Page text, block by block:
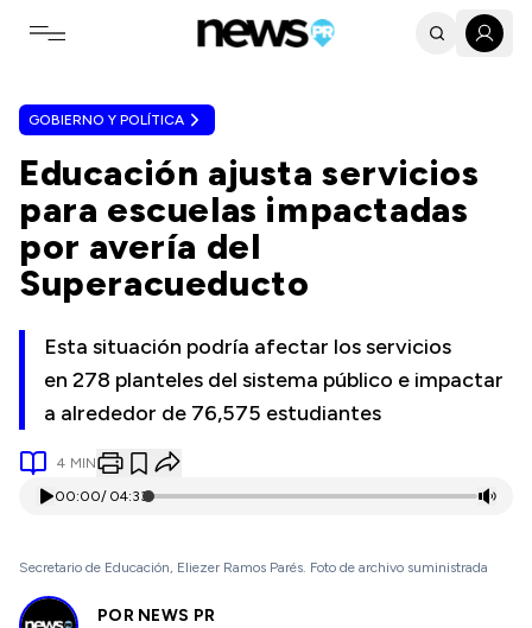
Toggle navigation menu
GOBIERNO Y POLÍTICA
Educación ajusta servicios
para escuelas impactadas
por avería del
Superacueducto
Esta situación podría afectar los servicios
en 278 planteles del sistema público e impactar
a alrededor de 76,575 estudiantes
4 MIN
00:00/ 04:33
Secretario de Educación, Eliezer Ramos Parés. Foto de archivo suministrada
POR NEWS PR